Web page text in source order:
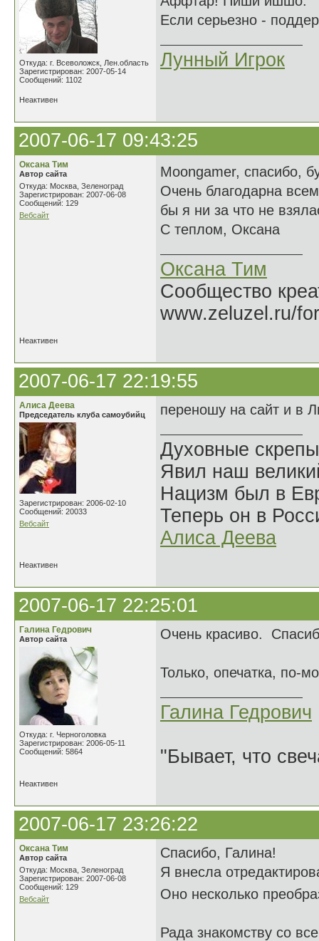
Откуда: г. Всеволожск, Лен.область
Зарегистрирован: 2007-05-14
Сообщений: 1102
Если серьезно -
Лунный Игрок
Неактивен
2007-06-17 09:43:25
Оксана Тим
Автор сайта
Откуда: Москва, Зеленоград
Зарегистрирован: 2007-06-08
Сообщений: 129
Вебсайт
Moongamer, спасибо,
Очень благодарна
бы я ни за что не
С теплом, Оксана
Оксана Тим
Сообщество
www.zeluzel.ru/
Неактивен
2007-06-17 22:19:55
Алиса Деева
Председатель клуба самоубийц
Зарегистрирован: 2006-02-10
Сообщений: 20033
Вебсайт
переношу на сайт и в
Духовные
Явил наш
Нацизм был в
Теперь он в
Алиса Деева
Неактивен
2007-06-17 22:25:01
Галина Гедрович
Автор сайта
Откуда: г. Черноголовка
Зарегистрирован: 2006-05-11
Сообщений: 5864
Очень красиво.
Только, опечатка, по-
Галина Гедрович
"Бывает, что
Неактивен
2007-06-17 23:26:22
Оксана Тим
Автор сайта
Откуда: Москва, Зеленоград
Зарегистрирован: 2007-06-08
Сообщений: 129
Вебсайт
Спасибо, Галина!
Я внесла
Оно несколько
Рада знакомству со